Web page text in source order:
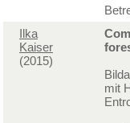
Ilka
Kaiser
(2015)
mit